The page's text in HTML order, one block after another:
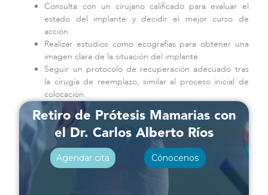
Consulta con un cirujano calificado para evaluar el
estado del implante y decidir el mejor curso de
acción.
Realizar estudios como ecografías para obtener una
imagen clara de la situación del implante.
Seguir un protocolo de recuperación adecuado tras
la cirugía de reemplazo, similar al proceso inicial de
colocación.
Retiro de Prótesis Mamarias con
el Dr. Carlos Alberto Ríos
Agendar cita Cónocenos